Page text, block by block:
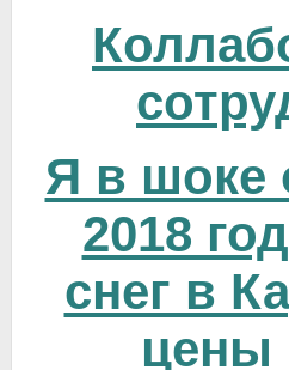
Я в шоке
2018
снег в
цены